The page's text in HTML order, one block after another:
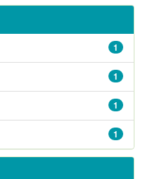
1
1
1
1